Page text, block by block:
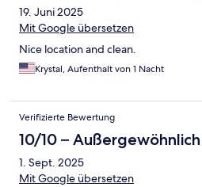
19. Juni 2025
Mit Google übersetzen
Nice location and clean.
Krystal, Aufenthalt von 1 Nacht
Verifizierte Bewertung
10/10 – Außergewöhnlich
1. Sept. 2025
Mit Google übersetzen